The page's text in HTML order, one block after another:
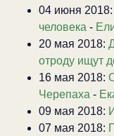
04 июня 2018:
человека -
20 мая 2018:
отроду ищут
16 мая 2018:
Черепаха -
09 мая 2018:
07 мая 2018: